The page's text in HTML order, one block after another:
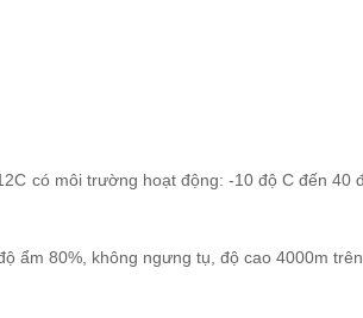
có môi trường hoạt động: -10 độ C đến 40
ẩm 80%, không ngưng tụ, độ cao 4000m